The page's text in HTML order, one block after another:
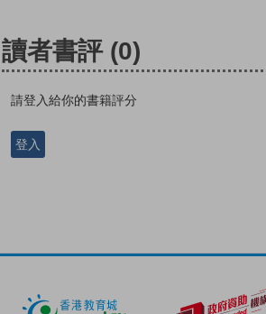
讀者書評 (0)
請登入給你的書籍評分
登入